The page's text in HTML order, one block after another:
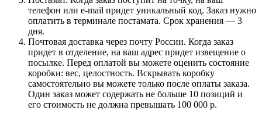
телефон или e-mail придет уникальный код. Заказ нужно
оплатить в терминале постамата. Срок хранения — 3
дня.
Почтовая доставка через почту России. Когда заказ
придет в отделение, на ваш адрес придет извещение о
посылке. Перед оплатой вы можете оценить состояние
коробки: вес, целостность. Вскрывать коробку
самостоятельно вы можете только после оплаты заказа.
Один заказ может содержать не больше 10 позиций и
его стоимость не должна превышать 100 000 р.